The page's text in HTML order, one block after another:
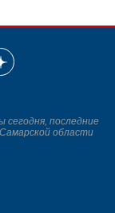
последние
области